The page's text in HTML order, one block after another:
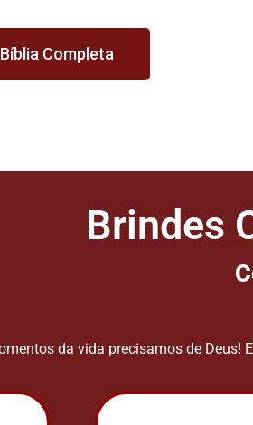
Completa
Brindes
da vida precisamos de Deus!